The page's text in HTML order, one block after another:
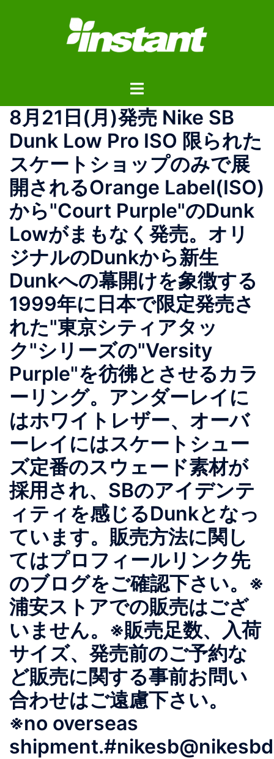
ス
ト
ル
ニ
ュ
8月21日(月)発売 Nike SB
Dunk Low Pro ISO 限られた
スケートショップのみで展
開されるOrange Label(ISO)
から"Court Purple"のDunk
Lowがまもなく発売。オリ
ジナルのDunkから新生
Dunkへの幕開けを象徴する
1999年に日本で限定発売さ
れた"東京シティアタッ
ク"シリーズの"Versity
Purple"を彷彿とさせるカラ
ーリング。アンダーレイに
はホワイトレザー、オーバ
ーレイにはスケートシュー
ズ定番のスウェード素材が
採用され、SBのアイデンテ
ィティを感じるDunkとなっ
ています。販売方法に関し
てはプロフィールリンク先
のブログをご確認下さい。※
浦安ストアでの販売はござ
いません。※販売足数、入荷
サイズ、発売前のご予約な
ど販売に関する事前お問い
合わせはご遠慮下さい。
※no overseas